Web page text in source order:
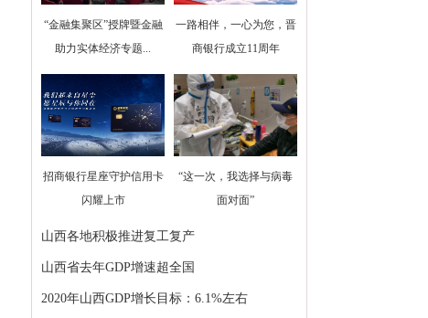
“金融集聚区”授牌暨金融
助力实体经济专题...
一路相伴，一心为您，晋
商银行成立11周年
招商银行星座守护信用卡
闪耀上市
“这一次，我选择与病毒
面对面”
山西各地积极推进复工复产
山西省去年GDP增速超全国
2020年山西GDP增长目标：6.1%左右